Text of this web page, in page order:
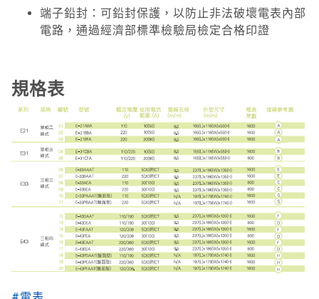
端子鉛封：可鉛封保護，以防止非法破壞電表內部
電路，通過經濟部標準檢驗局檢定合格印證
規格表